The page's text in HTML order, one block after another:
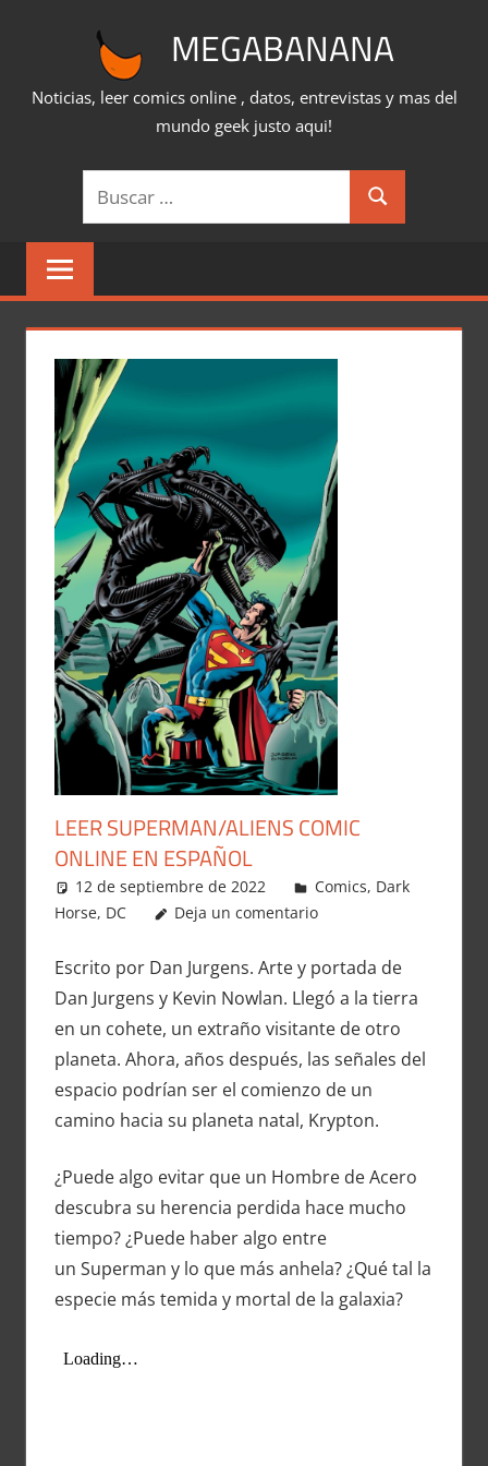
MEGABANANA
Noticias, leer comics online , datos, entrevistas y mas del
mundo geek justo aqui!
Buscar:
Buscar
LEER SUPERMAN/ALIENS COMIC
ONLINE EN ESPAÑOL
12 de septiembre de 2022 Carlitox Banana
Comics, Dark
Horse, DC Deja un comentario
Escrito por Dan Jurgens. Arte y portada de
Dan Jurgens y Kevin Nowlan. Llegó a la tierra
en un cohete, un extraño visitante de otro
planeta. Ahora, años después, las señales del
espacio podrían ser el comienzo de un
camino hacia su planeta natal, Krypton.
¿Puede algo evitar que un Hombre de Acero
descubra su herencia perdida hace mucho
tiempo? ¿Puede haber algo entre
un Superman y lo que más anhela? ¿Qué tal la
especie más temida y mortal de la galaxia?